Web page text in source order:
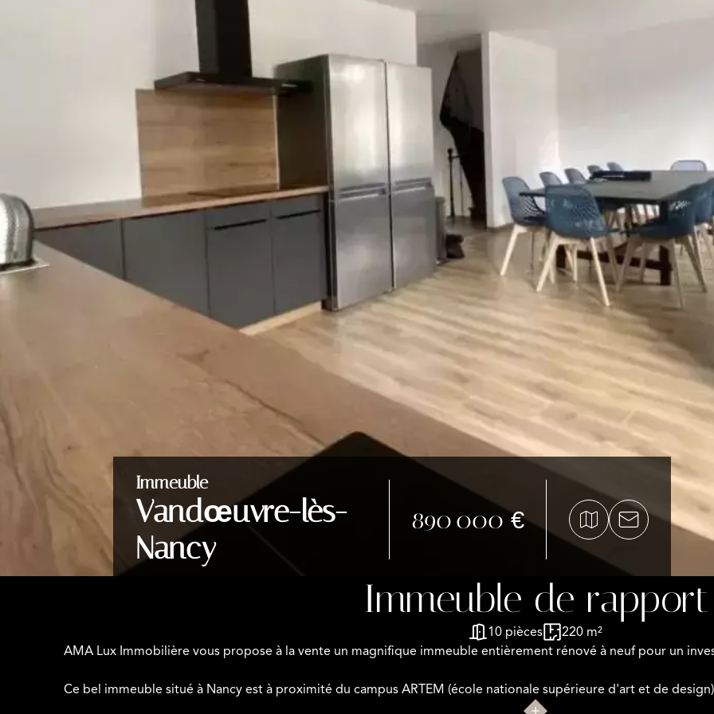
Immeuble
Vandœuvre-lès-
Nancy
890 000 €
Immeuble de rapport
10 pièces
220 m²
AMA Lux Immobilière vous propose à la vente un magnifique immeuble entièrement rénové à neuf pour un
Ce bel immeuble situé à Nancy est à proximité du campus ARTEM (école nationale supérieure d'art et de